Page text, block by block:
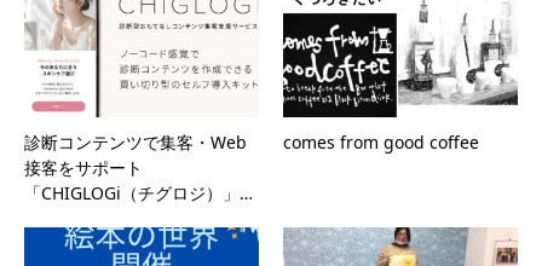
診断コンテンツで集客・Web
接客をサポート
「CHIGLOGi（チグロジ）」…
comes from good coffee